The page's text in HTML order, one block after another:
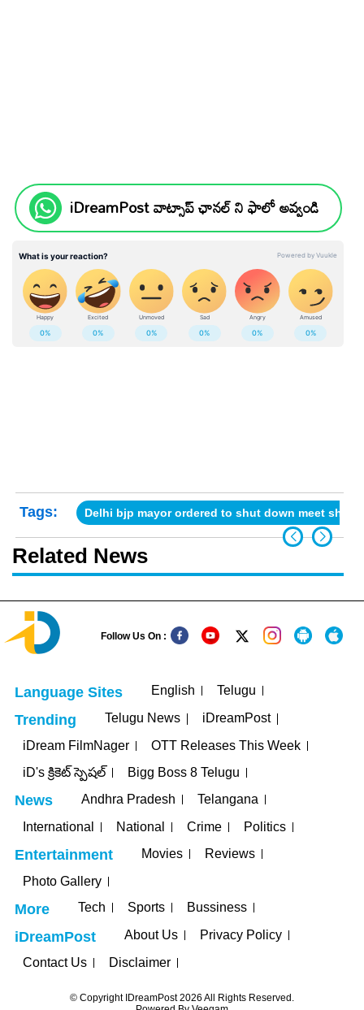
iDreamPost వాట్సాప్ ఛానల్ ని ఫాలో అవ్వండి
Tags: Delhi bjp mayor ordered to shut down meet shops
Related News
Follow Us On :
Language Sites English Telugu
Trending Telugu News
iDreamPost
iDream FilmNager
OTT Releases This Week
iD's క్రికెట్ స్పెషల్
Bigg Boss 8 Telugu
News Andhra Pradesh
Telangana
International
National Crime Politics
Entertainment Movies
Reviews
Photo Gallery
More Tech Sports Bussiness
iDreamPost About Us
Privacy Policy
Contact Us
Disclaimer
© Copyright IDreamPost 2026 All Rights Reserved.